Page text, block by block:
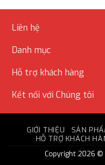
Liên hệ
Danh mục
Hỗ trợ khách hàng
Kết nối với Chúng tôi
GIỚI THIỆU SẢN
HỖ TRỢ KHÁCH
Copyright 2026 ©